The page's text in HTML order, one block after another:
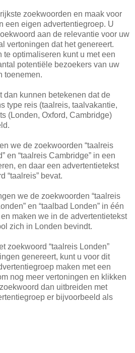
zoekwoorden en maak voor
een eigen advertentiegroep. U
aan de relevantie voor uw
vertoningen dat het genereert.
te optimaliseren kunt u met een
potentiële bezoekers van uw
toenemen.
dan kunnen betekenen dat de
type reis (taalreis, taalvakantie,
(Londen, Oxford, Cambridge)
we de zoekwoorden “taalreis
en “taalreis Cambridge” in een
en daar een advertentietekst
“taalreis” bevat.
we de zoekwoorden “taalreis
en “taalbad Londen” in één
maken we in de advertentietekst
zich in Londen bevindt.
zoekwoord “taalreis Londen”
genereert, kunt u voor dit
maken met een
nog meer vertoningen en klikken
dan uitbreiden met
er bijvoorbeeld als